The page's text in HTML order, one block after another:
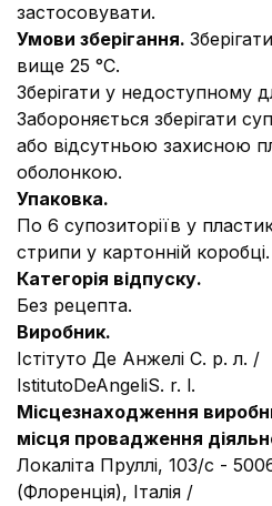
застосовувати.
Умови зберігання.
вище 25 °С.
Зберігати у недоступному
Забороняється зберігати
або відсутньою захисною
оболонкою.
Упаковка.
По 6 супозиторіїв у
стрипи у картонній коробці.
Категорія відпуску.
Без рецепта.
Виробник.
Істітуто Де Анжелі С. р. л. /
IstitutoDeAngeliS. r. l.
Місцезнаходження
місця провадження
Локаліта Пруллі, 103/c -
(Флоренція), Італія /